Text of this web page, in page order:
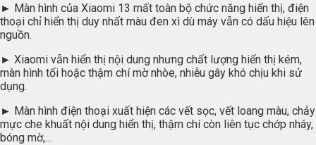
► Màn hình của Xiaomi 13 mất toàn bộ chức năng hiển thị, điện
thoại chỉ hiển thị duy nhất màu đen xì dù máy vẫn có dấu hiệu lên
nguồn.
► Xiaomi vẫn hiển thị nội dung nhưng chất lượng hiển thị kém,
màn hình tối hoặc thậm chí mờ nhòe, nhiễu gây khó chịu khi sử
dụng.
► Màn hình điện thoại xuất hiện các vết sọc, vết loang màu, chảy
mực che khuất nội dung hiển thị, thậm chí còn liên tục chớp nháy,
bóng mờ,…